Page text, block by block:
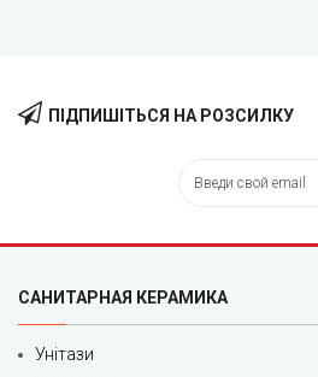
ПІДПИШІТЬСЯ НА РОЗСИЛКУ
САНИТАРНАЯ КЕРАМИКА
Унітази